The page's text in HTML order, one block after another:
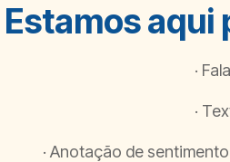
Estamos aqui
·
·
· Anotação de